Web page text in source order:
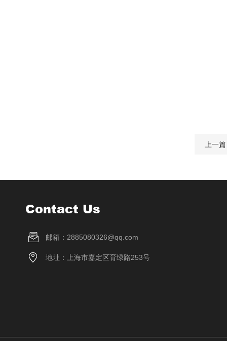
上一
Contact Us
邮箱：2885080326@qq.com
地址：上海市嘉定区育绿路253号